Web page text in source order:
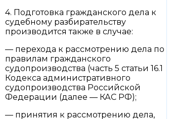
4. Подготовка гражданского дела к
судебному разбирательству
производится также в случае:
— перехода к рассмотрению дела по
правилам гражданского
судопроизводства (часть 5 статьи 16.1
Кодекса административного
судопроизводства Российской
Федерации (далее — КАС РФ);
— принятия к рассмотрению дела,